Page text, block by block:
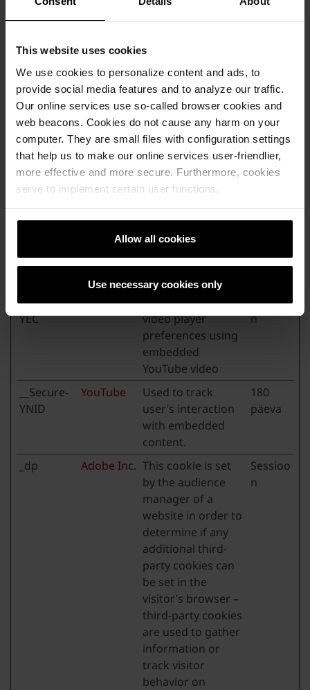
This website uses cookies
We use cookies to personalize content and ads, to
provide social media features and to analyze our traffic.
Our online services use so-called browser cookies and
web beacons. Cookies do not cause any harm on your
computer. They are small files with configuration settings
that help us to make our online services user-friendlier,
more effective and more secure. Furthermore, cookies
serve to implement certain user functions.
Allow all cookies
Use necessary cookies only
Turundusega seotud küpsiseid kasutatakse külastajate
jälgimiseks eri veebilehtedel. Selle eesmärk on näidata
kliendile reklaame, mis on kasutajale asjakohased ja
huvitavad ning seega avaldajatele ja kolmanda osapoole
reklaamijatele väärtuslikumad.
Nimi
Teenuse
pakkuja
Otstarve
aeg
TOKEN
user’s interaction
with embedded
content.
__Secure-
YEC
YouTube
Stores the user's
video player
preferences using
embedded
YouTube video
Sessioo
n
__Secure-
YNID
YouTube
Used to track
user’s interaction
with embedded
content.
180
päeva
_dp Adobe Inc. This cookie is set
by the audience
manager of a
website in order to
determine if any
additional third-
party cookies can
be set in the
visitor’s browser –
third-party cookies
are used to gather
information or
track visitor
behavior on
Sessioo
n